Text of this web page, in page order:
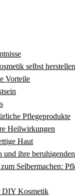
selbst
Vorteile
Pflegeprodukte
Heilwirkungen
Haut
und ihre
Selbermachen:
DIY Kosmetik